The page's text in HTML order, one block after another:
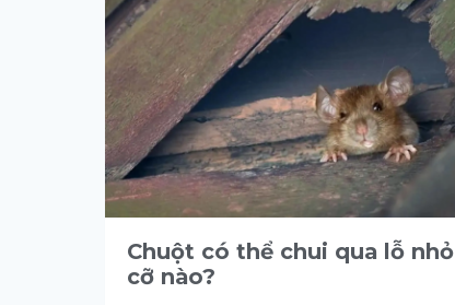
Chuột có thể chui qua lỗ nhỏ
cỡ nào?